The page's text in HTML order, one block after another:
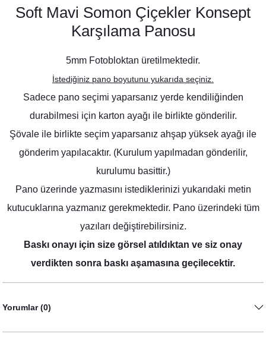
Soft Mavi Somon Çiçekler Konsept
Karşılama Panosu
5mm Fotobloktan üretilmektedir.
İstediğiniz pano boyutunu yukarıda seçiniz.
Sadece pano seçimi yaparsanız yerde kendiliğinden
durabilmesi için karton ayağı ile birlikte gönderilir.
Şövale ile birlikte seçim yaparsanız ahşap yüksek ayağı ile
gönderim yapılacaktır. (Kurulum yapılmadan gönderilir,
kurulumu basittir.)
Pano üzerinde yazmasını istediklerinizi yukarıdaki metin
kutucuklarına yazmanız gerekmektedir. Pano üzerindeki tüm
yazıları değiştirebilirsiniz.
Baskı onayı için size görsel atıldıktan ve siz onay
verdikten sonra baskı aşamasına geçilecektir.
Yorumlar (0)